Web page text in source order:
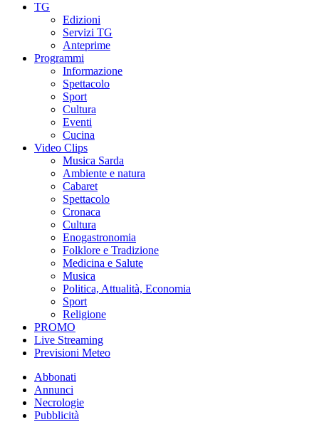
TG
Edizioni
Servizi TG
Anteprime
Programmi
Informazione
Spettacolo
Sport
Cultura
Eventi
Cucina
Video Clips
Musica Sarda
Ambiente e natura
Cabaret
Spettacolo
Cronaca
Cultura
Enogastronomia
Folklore e Tradizione
Medicina e Salute
Musica
Politica, Attualità, Economia
Sport
Religione
PROMO
Live Streaming
Previsioni Meteo
Abbonati
Annunci
Necrologie
Pubblicità